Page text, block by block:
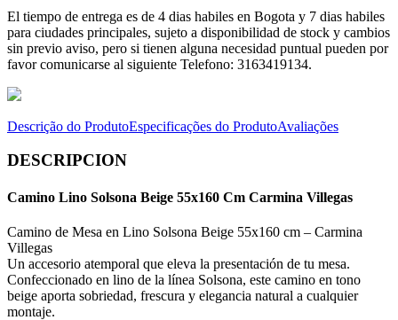
El tiempo de entrega es de 4 dias habiles en Bogota y 7 dias habiles
para ciudades principales, sujeto a disponibilidad de stock y cambios
sin previo aviso, pero si tienen alguna necesidad puntual pueden por
favor comunicarse al siguiente Telefono: 3163419134.
Descrição do ProdutoEspecificações do ProdutoAvaliações
DESCRIPCION
Camino Lino Solsona Beige 55x160 Cm Carmina Villegas
Camino de Mesa en Lino Solsona Beige 55x160 cm – Carmina
Villegas
Un accesorio atemporal que eleva la presentación de tu mesa.
Confeccionado en lino de la línea Solsona, este camino en tono
beige aporta sobriedad, frescura y elegancia natural a cualquier
montaje.